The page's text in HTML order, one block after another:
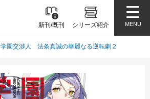
新刊/既刊 シリーズ紹介 MENU
学園交渉人 法条真誠の華麗なる逆転劇２